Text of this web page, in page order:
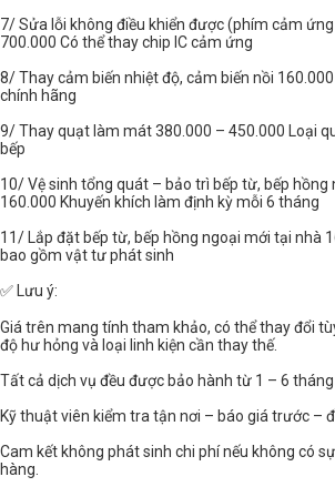
7/ Sửa lỗi không điều khiển được (phím cảm
700.000 Có thể thay chip IC cảm ứng
8/ Thay cảm biến nhiệt độ, cảm biến nồi
chính hãng
9/ Thay quạt làm mát 380.000 – 450.000 Loại
bếp
10/ Vệ sinh tổng quát – bảo trì bếp từ, bếp hồng
160.000 Khuyến khích làm định kỳ mỗi 6 tháng
11/ Lắp đặt bếp từ, bếp hồng ngoại mới tại nhà
bao gồm vật tư phát sinh
✅ Lưu ý:
Giá trên mang tính tham khảo, có thể thay đổi
độ hư hỏng và loại linh kiện cần thay thế.
Tất cả dịch vụ đều được bảo hành từ 1 – 6
Kỹ thuật viên kiểm tra tận nơi – báo giá trước –
Cam kết không phát sinh chi phí nếu không có
hàng.